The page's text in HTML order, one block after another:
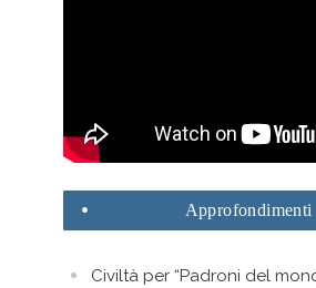
Approfondimenti
Civiltà per “Padroni del